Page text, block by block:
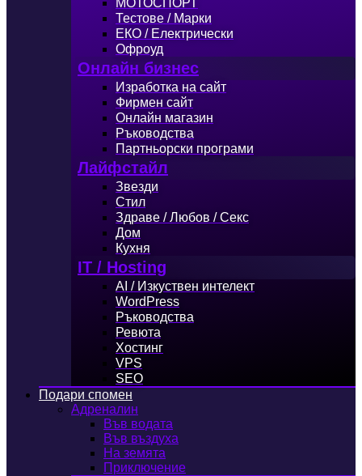
МОТОСПОРТ
Тестове / Марки
ЕКО / Електрически
Офроуд
Онлайн бизнес
Изработка на сайт
Фирмен сайт
Онлайн магазин
Ръководства
Партньорски програми
Лайфстайл
Звезди
Стил
Здраве / Любов / Секс
Дом
Кухня
IT / Hosting
AI / Изкуствен интелект
WordPress
Ръководства
Ревюта
Хостинг
VPS
SEO
Подари спомен
Адреналин
Във водата
Във въздуха
На земята
Приключение